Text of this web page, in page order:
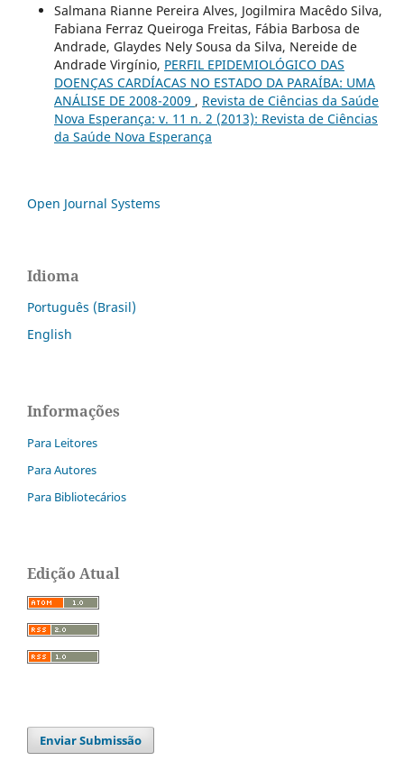
Salmana Rianne Pereira Alves, Jogilmira Macêdo Silva,
Fabiana Ferraz Queiroga Freitas, Fábia Barbosa de
Andrade, Glaydes Nely Sousa da Silva, Nereide de
Andrade Virgínio, PERFIL EPIDEMIOLÓGICO DAS
DOENÇAS CARDÍACAS NO ESTADO DA PARAÍBA: UMA
ANÁLISE DE 2008-2009 , Revista de Ciências da Saúde
Nova Esperança: v. 11 n. 2 (2013): Revista de Ciências
da Saúde Nova Esperança
Open Journal Systems
Idioma
Português (Brasil)
English
Informações
Para Leitores
Para Autores
Para Bibliotecários
Edição Atual
Enviar Submissão